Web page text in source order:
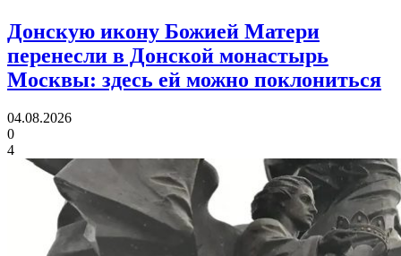
Донскую икону Божией Матери
перенесли в Донской монастырь
Москвы: здесь ей можно поклониться
04.08.2026
0
4